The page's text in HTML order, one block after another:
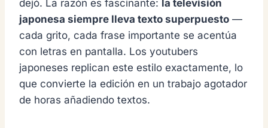
dejó. La razón es fascinante: la televisión
japonesa siempre lleva texto superpuesto —
cada grito, cada frase importante se acentúa
con letras en pantalla. Los youtubers
japoneses replican este estilo exactamente, lo
que convierte la edición en un trabajo agotador
de horas añadiendo textos.